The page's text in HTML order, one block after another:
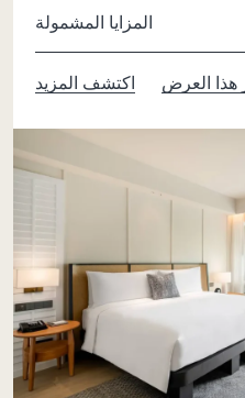
المزايا المشمولة
اكتشف المزيد هذا العرض